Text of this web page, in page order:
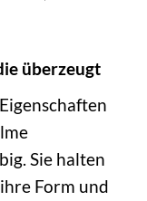
überzeugt
Sie halten
Form und